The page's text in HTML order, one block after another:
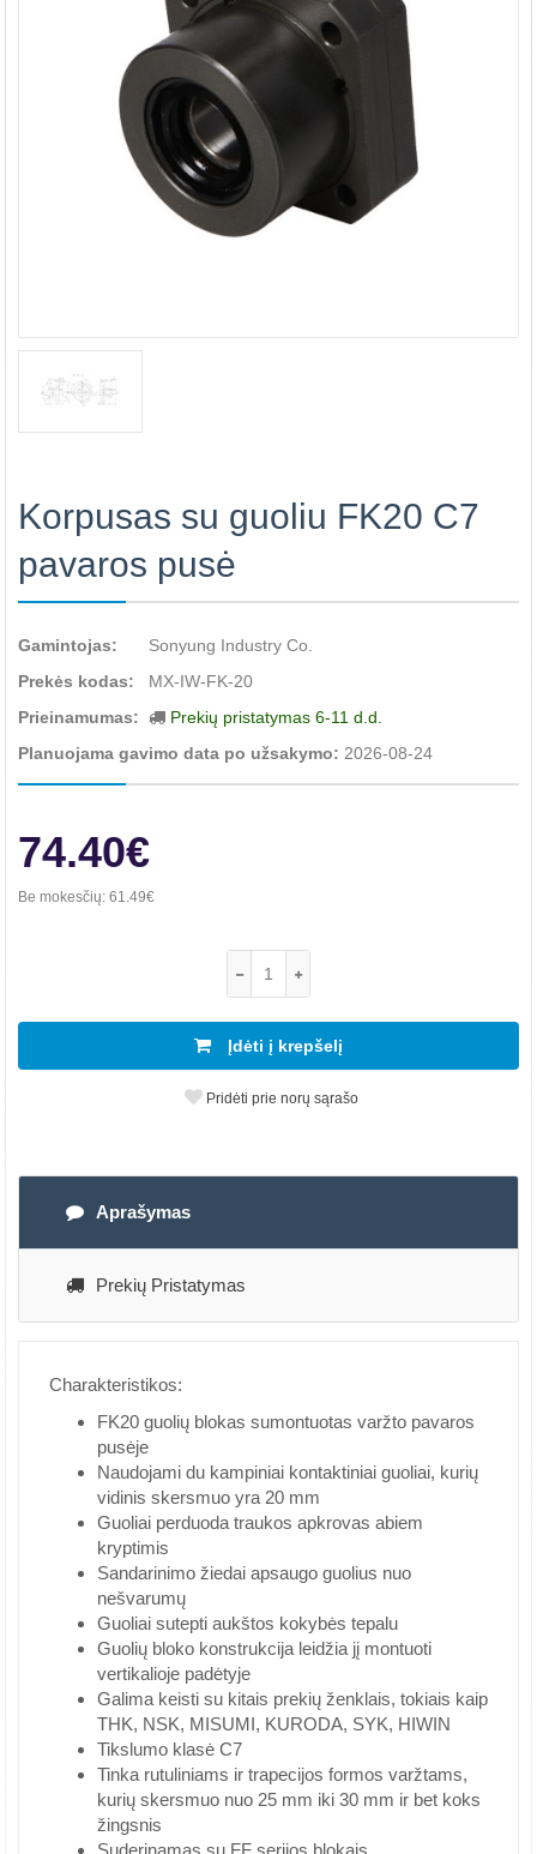
Korpusas su guoliu FK20 C7
pavaros pusė
Gamintojas:
Sonyung Industry Co.
Prekės kodas:
MX-IW-FK-20
Prieinamumas:
Prekių pristatymas 6-11 d.d.
Planuojama gavimo data po užsakymo: 2026-08-24
74.40€
Be mokesčių: 61.49€
Įdėti į krepšelį
Pridėti prie norų sąrašo
Aprašymas
Prekių Pristatymas
Charakteristikos:
FK20 guolių blokas sumontuotas varžto pavaros
pusėje
Naudojami du kampiniai kontaktiniai guoliai, kurių
vidinis skersmuo yra 20 mm
Guoliai perduoda traukos apkrovas abiem
kryptimis
Sandarinimo žiedai apsaugo guolius nuo
nešvarumų
Guoliai sutepti aukštos kokybės tepalu
Guolių bloko konstrukcija leidžia jį montuoti
vertikalioje padėtyje
Galima keisti su kitais prekių ženklais, tokiais kaip
THK, NSK, MISUMI, KURODA, SYK, HIWIN
Tikslumo klasė C7
Tinka rutuliniams ir trapecijos formos varžtams,
kurių skersmuo nuo 25 mm iki 30 mm ir bet koks
žingsnis
Suderinamas su FF serijos blokais